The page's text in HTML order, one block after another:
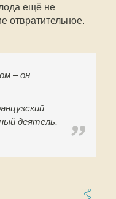
ещё не
отвратительное.
– он
деятель,